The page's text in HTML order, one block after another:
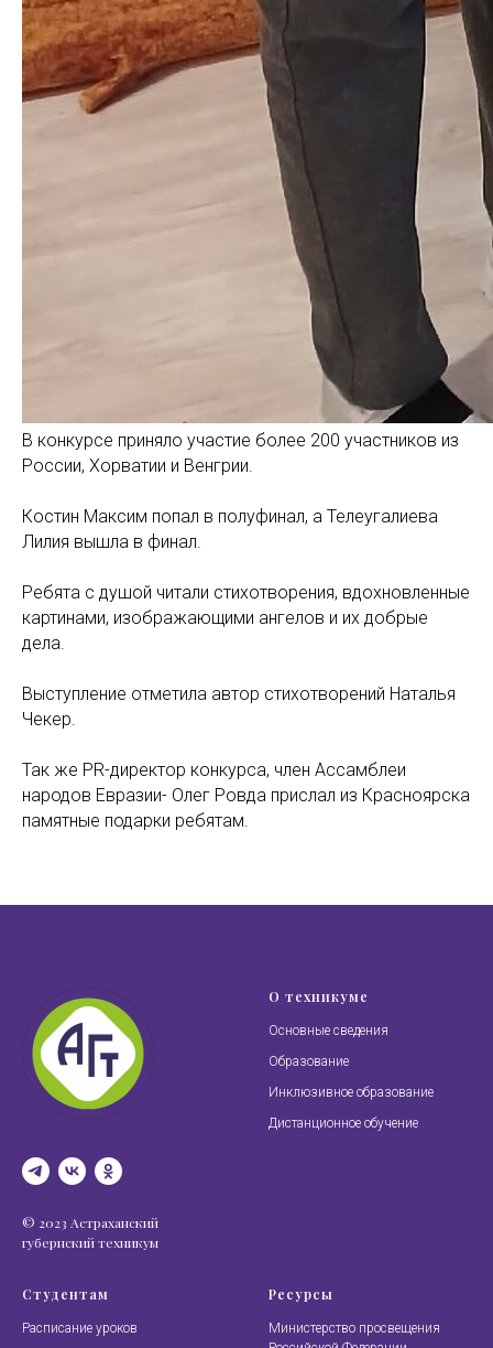
В конкурсе приняло участие более 200 участников из
России, Хорватии и Венгрии.
Костин Максим попал в полуфинал, а Телеугалиева
Лилия вышла в финал.
Ребята с душой читали стихотворения, вдохновленные
картинами, изображающими ангелов и их добрые
дела.
Выступление отметила автор стихотворений Наталья
Чекер.
Так же PR-директор конкурса, член Ассамблеи
народов Евразии- Олег Ровда прислал из Красноярска
памятные подарки ребятам.
© 2023 Астраханский
губернский техникум
О техникуме
Основные сведения
Образование
Инклюзивное образование
Дистанционное обучение
Студентам
Расписание уроков
Ресурсы
Министерство просвещения